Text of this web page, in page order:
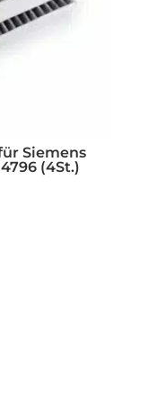
Siemens
(4St.)